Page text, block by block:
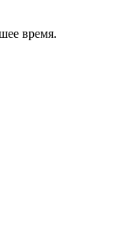
время.